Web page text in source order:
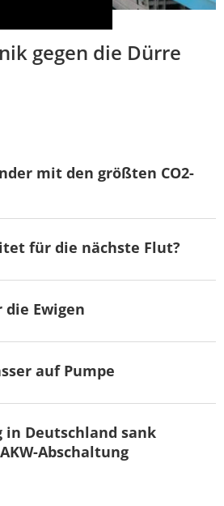
gegen die Dürre
mit den größten CO2-
für die nächste Flut?
die Ewigen
auf Pumpe
in Deutschland sank
Abschaltung